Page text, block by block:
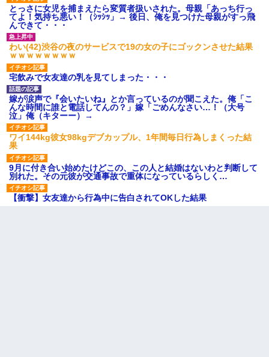
とっさに女児を捕まえたら変質者扱いされた。母親「あっち行っ
てよ！気持ち悪い！（ｼｯｼｯ」→ 後日、俺を見つけた母親がすっ飛
んできて・・・
わい(42)渋谷の夜のサービスで19の女の子にゴックンさせた結果
ｗｗｗｗｗｗｗｗ
宅飲みで女友達の乳を見てしまった・・・
嫁が涙声で『会いたいね』とか言っているのが聞こえた。俺「こ
んな時間に誰と電話してんの？」嫁「ごめんなさい…！（大号
泣」俺（キターー）→
ワイ144kg彼女98kgデブカップル、1年間毎日行為しまくった結
果
9月に付き合い始めたけどこの、この人と結婚はないわと判断して
別れた。その元彼が交通事故で重体になっているらしく…
【衝撃】女友達から行為中に告白されてOKした結果